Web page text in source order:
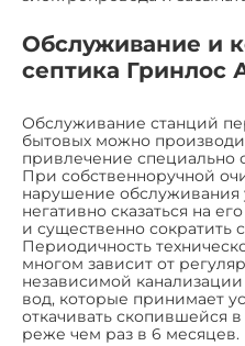
Обслуживание и
септика Гринлос
Обслуживание станций
бытовых можно
привлечение специально
При собственноручной
нарушение обслуживания
негативно сказаться на
и существенно сократить
Периодичность
многом зависит от
независимой
вод, которые принимает
откачивать скопившейся
реже чем раз в 6 месяцев.